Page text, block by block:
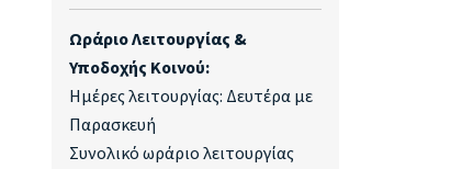
Ωράριο Λειτουργίας &
Υποδοχής Κοινού:
Ημέρες λειτουργίας: Δευτέρα με
Παρασκευή
Συνολικό ωράριο λειτουργίας